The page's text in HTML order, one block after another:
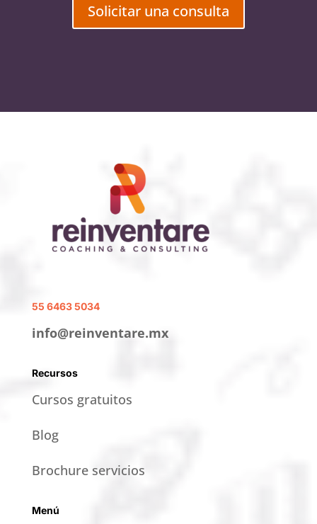
Solicitar una consulta
55 6463 5034
info@reinventare.mx
Recursos
Cursos gratuitos
Blog
Brochure servicios
Menú